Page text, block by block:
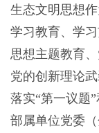
生态文明思想
学习教育、学
思想主题教育
党的创新理论
落实“第一议题
部属单位党委